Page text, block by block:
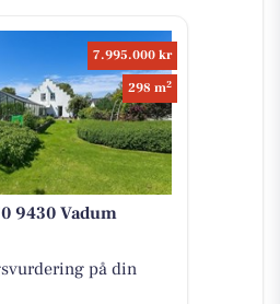
7.995.000 kr
298 m2
9430 Vadum
på din